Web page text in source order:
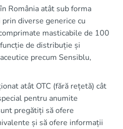
România atât sub forma
diverse generice cu
masticabile de 100
de distribuție și
precum Sensiblu,
atât OTC (fără rețetă) cât
pentru anumite
pregătiți să ofere
și să ofere informații